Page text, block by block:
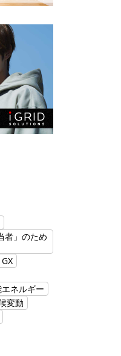
者」のため
ネルギー
変動